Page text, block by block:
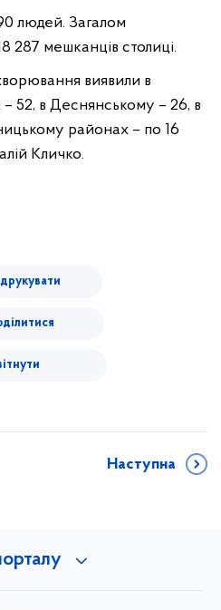
людей. Загалом
287 мешканців столиці.
виявили в
52, в Деснянському – 26, в
районах – по 16
Кличко.
Наступна